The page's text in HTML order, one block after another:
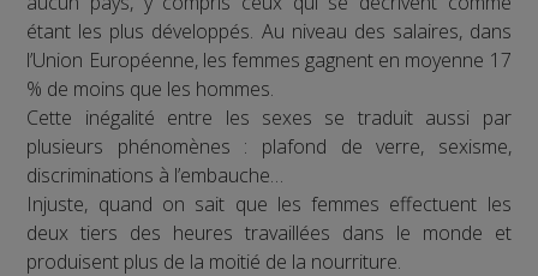
étant les plus développés. Au niveau des salaires, dans
l’Union Européenne, les femmes gagnent en moyenne 17
% de moins que les hommes.
Cette inégalité entre les sexes se traduit aussi par
plusieurs phénomènes : plafond de verre, sexisme,
discriminations à l’embauche…
Injuste, quand on sait que les femmes effectuent les
deux tiers des heures travaillées dans le monde et
produisent plus de la moitié de la nourriture.